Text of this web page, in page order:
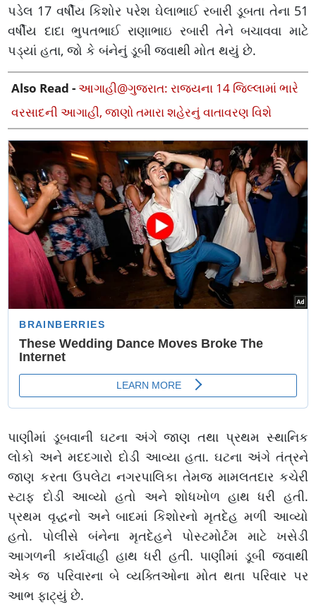
પડેલ 17 વર્ષીય કિશોર પરેશ ઘેલાભાઈ રબારી ડૂબતા તેના 51
વર્ષીય દાદા ભુપતભાઈ રાણાભાઇ રબારી તેને બચાવવા માટે
પડ્યાં હતા, જો કે બંનેનું ડૂબી જવાથી મોત થયું છે.
Also Read -આગાહી@ગુજરાત: રાજ્યના 14 જિલ્લામાં ભારે
વરસાદની આગાહી, જાણો તમારા શહેરનું વાતાવરણ વિશે
પાણીમાં ડૂબવાની ઘટના અંગે જાણ તથા પ્રથમ સ્થાનિક
લોકો અને મદદગારો દોડી આવ્યા હતા. ઘટના અંગે તંત્રને
જાણ કરતા ઉપલેટા નગરપાલિકા તેમજ મામલતદાર કચેરી
સ્ટાફ દોડી આવ્યો હતો અને શોધખોળ હાથ ધરી હતી.
પ્રથમ વૃદ્ધનો અને બાદમાં કિશોરનો મૃતદેહ મળી આવ્યો
હતો. પોલીસે બંનેના મૃતદેહને પોસ્ટમોર્ટમ માટે ખસેડી
આગળની કાર્યવાહી હાથ ધરી હતી. પાણીમાં ડૂબી જવાથી
એક જ પરિવારના બે વ્યક્તિઓના મોત થતા પરિવાર પર
આભ ફાટ્યું છે.